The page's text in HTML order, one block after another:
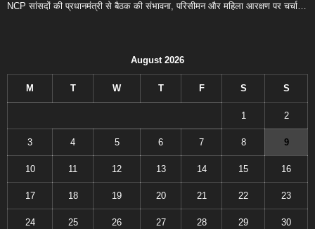
NCP सांसदों की प्रधानमंत्री से बैठक की संभावना, परिसीमन और महिला आरक्षण पर चर्चा…
August 2026
M T W T F S S
1 2
3 4 5 6 7 8 9
10 11 12 13 14 15 16
17 18 19 20 21 22 23
24 25 26 27 28 29 30